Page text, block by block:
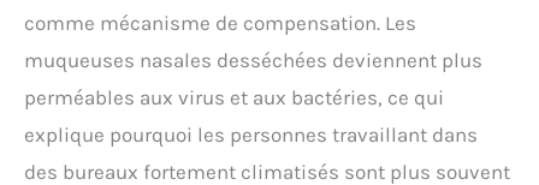
comme mécanisme de compensation. Les
muqueuses nasales desséchées deviennent plus
perméables aux virus et aux bactéries, ce qui
explique pourquoi les personnes travaillant dans
des bureaux fortement climatisés sont plus souvent